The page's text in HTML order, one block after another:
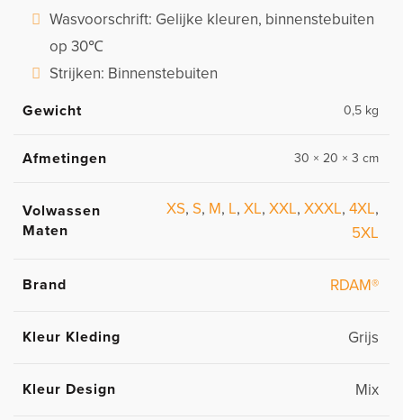
Wasvoorschrift: Gelijke kleuren, binnenstebuiten
op 30℃
Strijken: Binnenstebuiten
Gewicht 0,5 kg
Afmetingen 30 × 20 × 3 cm
Volwassen
Maten
XS, S, M, L, XL, XXL, XXXL, 4XL,
5XL
Brand RDAM®
Kleur Kleding Grijs
Kleur Design Mix